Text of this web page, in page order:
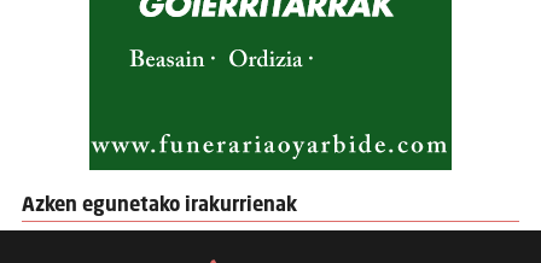
Azken egunetako irakurrienak